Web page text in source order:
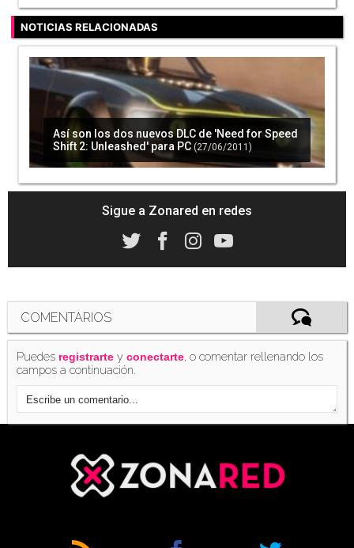
NOTICIAS RELACIONADAS
Así son los dos nuevos DLC de 'Need for Speed
Shift 2: Unleashed' para PC (27/06/2011)
Sigue a Zonared en redes
COMENTARIOS
Puedes registrarte yconectarte, o comentar rellenando los
campos a continuación.